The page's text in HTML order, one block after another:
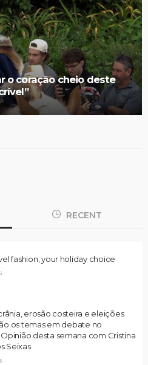
o coração cheio deste
RECENT
fashion, your holiday choice
erosão costeira e eleições
os temas em debate no
desta semana com Cristina
Seixas